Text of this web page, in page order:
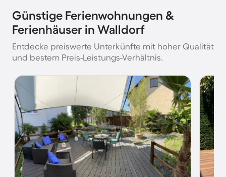
Günstige Ferienwohnungen &
Ferienhäuser in Walldorf
Entdecke preiswerte Unterkünfte mit hoher Qualität
und bestem Preis-Leistungs-Verhältnis.